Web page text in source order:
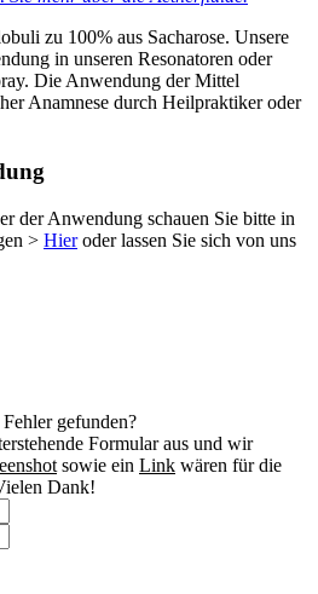
zu 100% aus Sacharose. Unsere
in unseren Resonatoren oder
Die Anwendung der Mittel
Anamnese durch Heilpraktiker oder
der Anwendung schauen Sie bitte in
> Hieroder lassen Sie sich von uns
gefunden?
Formular aus und wir
sowie ein Link wären für die
Dank!